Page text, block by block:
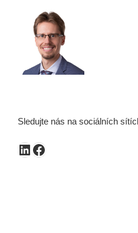
Sledujte nás na sociálních
LinkedIn
Facebook